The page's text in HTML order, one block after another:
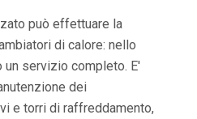
può effettuare la
di calore: nello
servizio completo. E'
dei
e torri di raffreddamento,